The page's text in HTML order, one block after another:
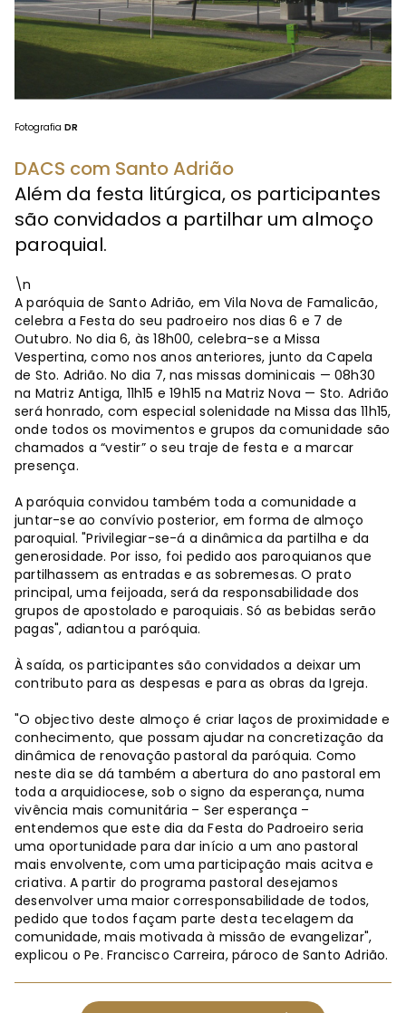
Fotografia DR
DACS com Santo Adrião
Além da festa litúrgica, os participantes
são convidados a partilhar um almoço
paroquial.
\n
A paróquia de Santo Adrião, em Vila Nova de Famalicão,
celebra a Festa do seu padroeiro nos dias 6 e 7 de
Outubro. No dia 6, às 18h00, celebra-se a Missa
Vespertina, como nos anos anteriores, junto da Capela
de Sto. Adrião. No dia 7, nas missas dominicais — 08h30
na Matriz Antiga, 11h15 e 19h15 na Matriz Nova — Sto. Adrião
será honrado, com especial solenidade na Missa das 11h15,
onde todos os movimentos e grupos da comunidade são
chamados a “vestir” o seu traje de festa e a marcar
presença.
A paróquia convidou também toda a comunidade a
juntar-se ao convívio posterior, em forma de almoço
paroquial. "Privilegiar-se-á a dinâmica da partilha e da
generosidade. Por isso, foi pedido aos paroquianos que
partilhassem as entradas e as sobremesas. O prato
principal, uma feijoada, será da responsabilidade dos
grupos de apostolado e paroquiais. Só as bebidas serão
pagas", adiantou a paróquia.
À saída, os participantes são convidados a deixar um
contributo para as despesas e para as obras da Igreja.
"O objectivo deste almoço é criar laços de proximidade e
conhecimento, que possam ajudar na concretização da
dinâmica de renovação pastoral da paróquia. Como
neste dia se dá também a abertura do ano pastoral em
toda a arquidiocese, sob o signo da esperança, numa
vivência mais comunitária – Ser esperança –
entendemos que este dia da Festa do Padroeiro seria
uma oportunidade para dar início a um ano pastoral
mais envolvente, com uma participação mais acitva e
criativa. A partir do programa pastoral desejamos
desenvolver uma maior corresponsabilidade de todos,
pedido que todos façam parte desta tecelagem da
comunidade, mais motivada à missão de evangelizar",
explicou o Pe. Francisco Carreira, pároco de Santo Adrião.